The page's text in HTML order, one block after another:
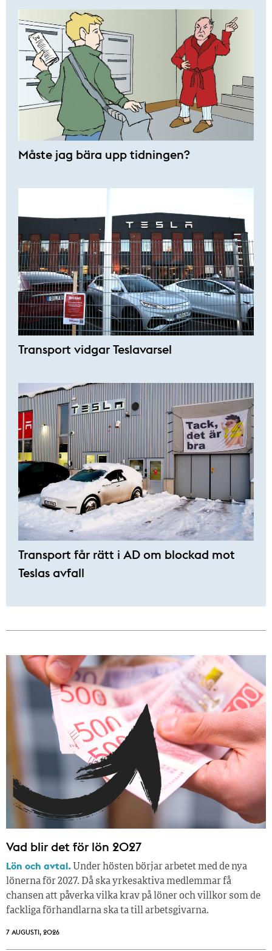
Måste jag bära upp tidningen?
Transport vidgar Teslavarsel
Transport får rätt i AD om blockad mot
Teslas avfall
Vad blir det för lön 2027
Lön och avtal. Under hösten börjar arbetet med de nya
lönerna för 2027. Då ska yrkesaktiva medlemmar få
chansen att påverka vilka krav på löner och villkor som de
fackliga förhandlarna ska ta till arbetsgivarna.
7 AUGUSTI, 2026